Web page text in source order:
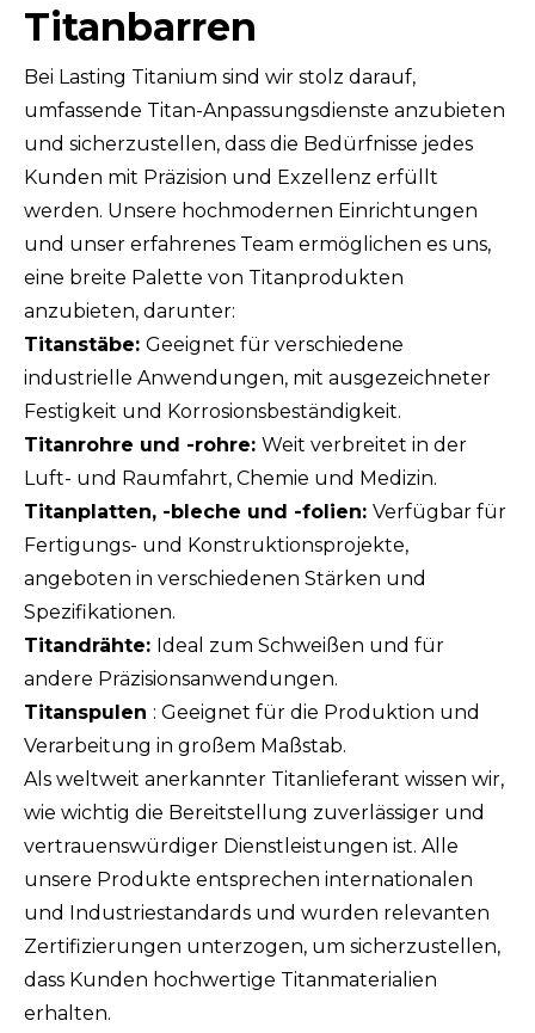
Titanbarren
Bei Lasting Titanium sind wir stolz darauf,
umfassende Titan-Anpassungsdienste anzubieten
und sicherzustellen, dass die Bedürfnisse jedes
Kunden mit Präzision und Exzellenz erfüllt
werden. Unsere hochmodernen Einrichtungen
und unser erfahrenes Team ermöglichen es uns,
eine breite Palette von Titanprodukten
anzubieten, darunter:
Titanstäbe: Geeignet für verschiedene
industrielle Anwendungen, mit ausgezeichneter
Festigkeit und Korrosionsbeständigkeit.
Titanrohre und -rohre: Weit verbreitet in der
Luft- und Raumfahrt, Chemie und Medizin.
Titanplatten, -bleche und -folien: Verfügbar für
Fertigungs- und Konstruktionsprojekte,
angeboten in verschiedenen Stärken und
Spezifikationen.
Titandrähte: Ideal zum Schweißen und für
andere Präzisionsanwendungen.
Titanspulen : Geeignet für die Produktion und
Verarbeitung in großem Maßstab.
Als weltweit anerkannter Titanlieferant wissen wir,
wie wichtig die Bereitstellung zuverlässiger und
vertrauenswürdiger Dienstleistungen ist. Alle
unsere Produkte entsprechen internationalen
und Industriestandards und wurden relevanten
Zertifizierungen unterzogen, um sicherzustellen,
dass Kunden hochwertige Titanmaterialien
erhalten.